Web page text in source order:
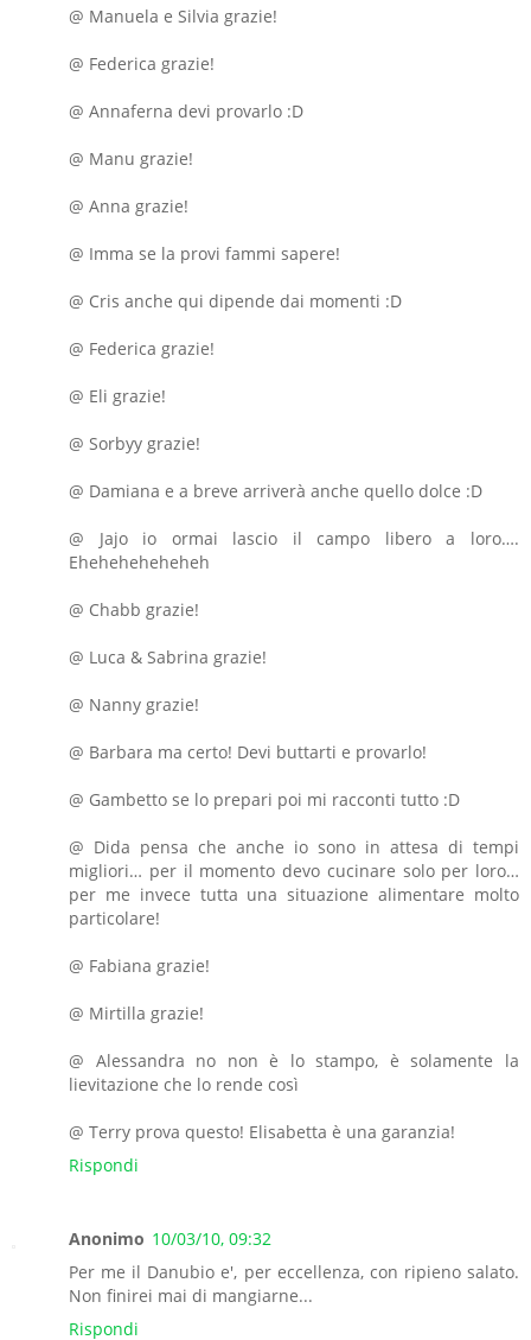
@ Manuela e Silvia grazie!
@ Federica grazie!
@ Annaferna devi provarlo :D
@ Manu grazie!
@ Anna grazie!
@ Imma se la provi fammi sapere!
@ Cris anche qui dipende dai momenti :D
@ Federica grazie!
@ Eli grazie!
@ Sorbyy grazie!
@ Damiana e a breve arriverà anche quello dolce :D
@ Jajo io ormai lascio il campo libero a loro….
Eheheheheheheh
@ Chabb grazie!
@ Luca & Sabrina grazie!
@ Nanny grazie!
@ Barbara ma certo! Devi buttarti e provarlo!
@ Gambetto se lo prepari poi mi racconti tutto :D
@ Dida pensa che anche io sono in attesa di tempi
migliori… per il momento devo cucinare solo per loro…
per me invece tutta una situazione alimentare molto
particolare!
@ Fabiana grazie!
@ Mirtilla grazie!
@ Alessandra no non è lo stampo, è solamente la
lievitazione che lo rende così
@ Terry prova questo! Elisabetta è una garanzia!
Rispondi
Anonimo 10/03/10, 09:32
Per me il Danubio e', per eccellenza, con ripieno salato.
Non finirei mai di mangiarne...
Rispondi